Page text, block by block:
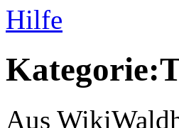
Hilfe
Aus